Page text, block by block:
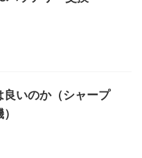
良いのか（シャープ